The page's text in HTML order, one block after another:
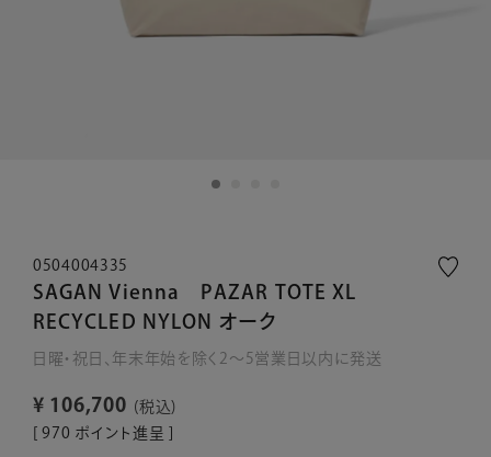
0504004335
SAGAN Vienna PAZAR TOTE XL
RECYCLED NYLON オーク
日曜・祝日、年末年始を除く2～5営業日以内に発送
¥ 106,700
税込
970 ポイント進呈 ]